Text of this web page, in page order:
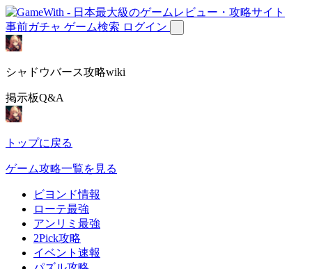
事前ガチャ ゲーム検索 ログイン
シャドウバース攻略wiki
掲示板Q&A
トップに戻る
ゲーム攻略一覧を見る
ビヨンド情報
ローテ最強
アンリミ最強
2Pick攻略
イベント速報